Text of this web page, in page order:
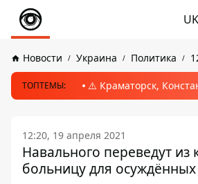
UK
Новости Украина Политика
ТОПТЕМЫ: ⚠️ Краматорск,
12:20, 19 апреля 2021
Навального переведут из
больницу для осуждённых